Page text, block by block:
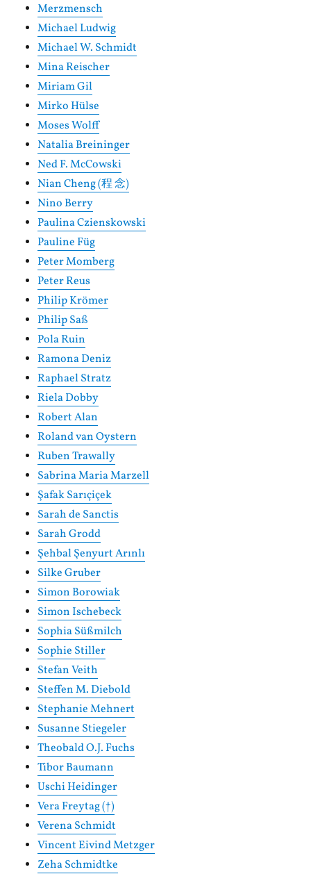
Merzmensch
Michael Ludwig
Michael W. Schmidt
Mina Reischer
Miriam Gil
Mirko Hülse
Moses Wolff
Natalia Breininger
Ned F. McCowski
Nian Cheng (程 念)
Nino Berry
Paulina Czienskowski
Pauline Füg
Peter Momberg
Peter Reus
Philip Krömer
Philip Saß
Pola Ruin
Ramona Deniz
Raphael Stratz
Riela Dobby
Robert Alan
Roland van Oystern
Ruben Trawally
Sabrina Maria Marzell
Şafak Sarıçiçek
Sarah de Sanctis
Sarah Grodd
Şehbal Şenyurt Arınlı
Silke Gruber
Simon Borowiak
Simon Ischebeck
Sophia Süßmilch
Sophie Stiller
Stefan Veith
Steffen M. Diebold
Stephanie Mehnert
Susanne Stiegeler
Theobald O.J. Fuchs
Tibor Baumann
Uschi Heidinger
Vera Freytag (†)
Verena Schmidt
Vincent Eivind Metzger
Zeha Schmidtke